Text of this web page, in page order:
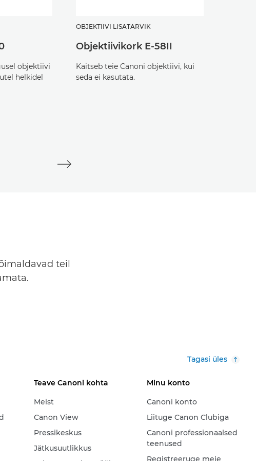
objektiivi
helkidel
OBJEKTIIVI LISATARVIK
Objektiivikork E-58II
Kaitseb teie Canoni objektiivi, kui
seda ei kasutata.
teil
Tagasi üles
Teave Canoni kohta
Meist
Canon View
Pressikeskus
Jätkusuutlikkus
Minu konto
Canoni konto
Liituge Canon Clubiga
Canoni professionaalsed
teenused
Registreeruge meie